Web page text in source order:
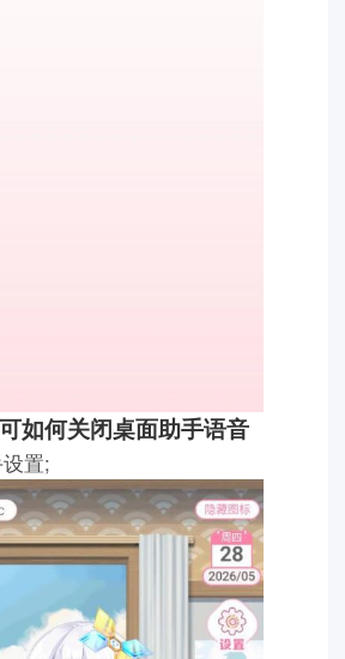
如何关闭桌面助手语音
置;